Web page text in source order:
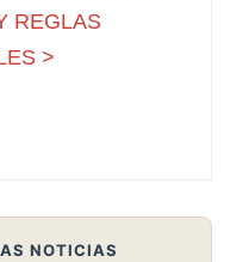
REGLAS
>
NOTICIAS